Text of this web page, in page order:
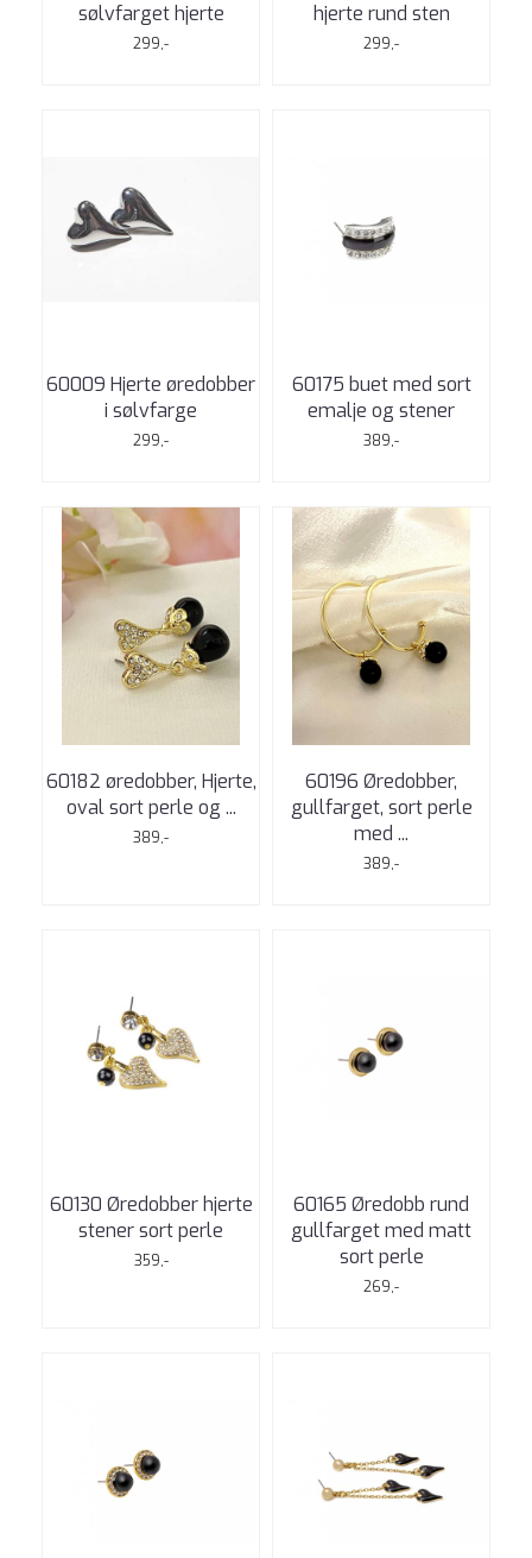
sølvfarget hjerte
299,-
hjerte rund sten
299,-
60009 Hjerte øredobber
i sølvfarge
299,-
60175 buet med sort
emalje og stener
389,-
60182 øredobber, Hjerte,
oval sort perle og ...
389,-
60196 Øredobber,
gullfarget, sort perle
med ...
389,-
60130 Øredobber hjerte
stener sort perle
359,-
60165 Øredobb rund
gullfarget med matt
sort perle
269,-